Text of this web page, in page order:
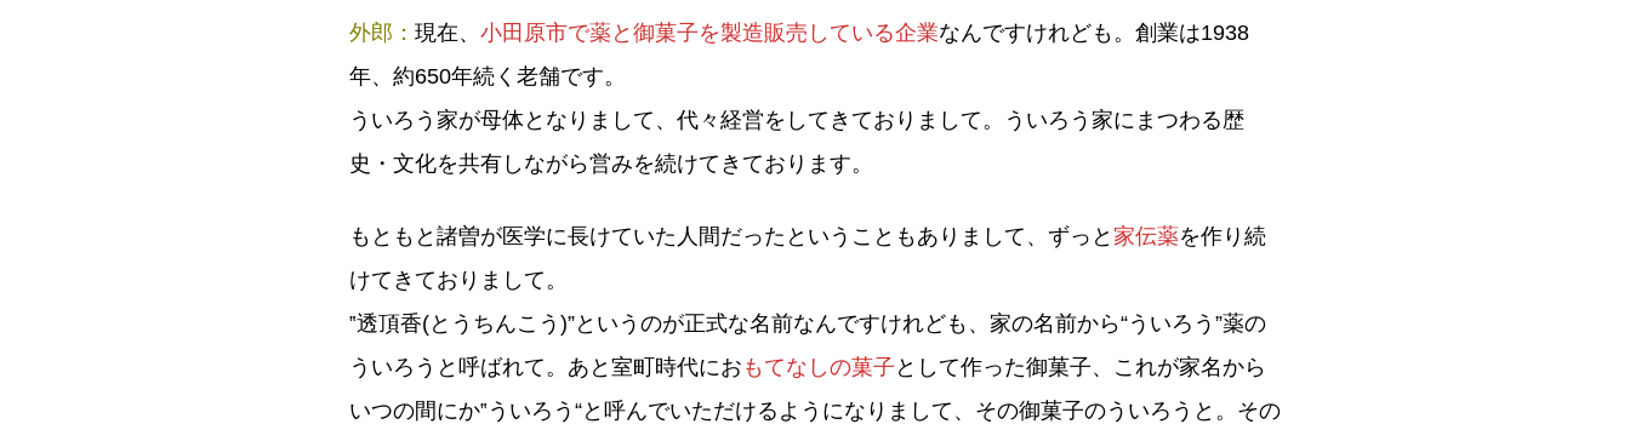
外郎： 現在、 小田原市で薬と御菓子を製造販売している企業なんですけれども。創業は1938
年、約650年続く老舗です。
ういろう家が母体となりまして、代々経営をしてきておりまして。ういろう家にまつわる歴
史・文化を共有しながら営みを続けてきております。
もともと諸曽が医学に長けていた人間だったということもありまして、ずっと 家伝薬を作り続
けてきておりまして。
‟透頂香(とうちんこう)”というのが正式な名前なんですけれども、家の名前から“ういろう”薬の
ういろうと呼ばれて。あと室町時代にお もてなしの菓子 として作った御菓子、これが家名から
いつの間にか‟ういろう“と呼んでいただけるようになりまして、その御菓子のういろうと。その